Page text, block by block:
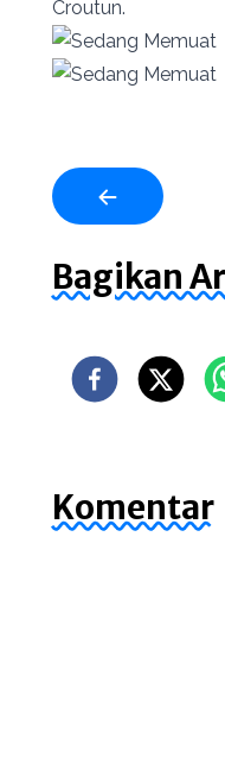
Croutun.
Bagikan
Komentar